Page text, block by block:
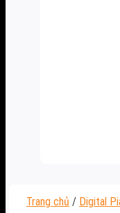
Trang chủ / Digital